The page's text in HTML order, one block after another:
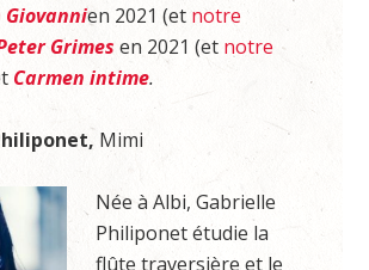
Giovannien 2021 (et notre
Grimes en 2021 (et notre
Carmen intime.
Mimi
Née à Albi, Gabrielle
Philiponet étudie la
flûte traversière et le